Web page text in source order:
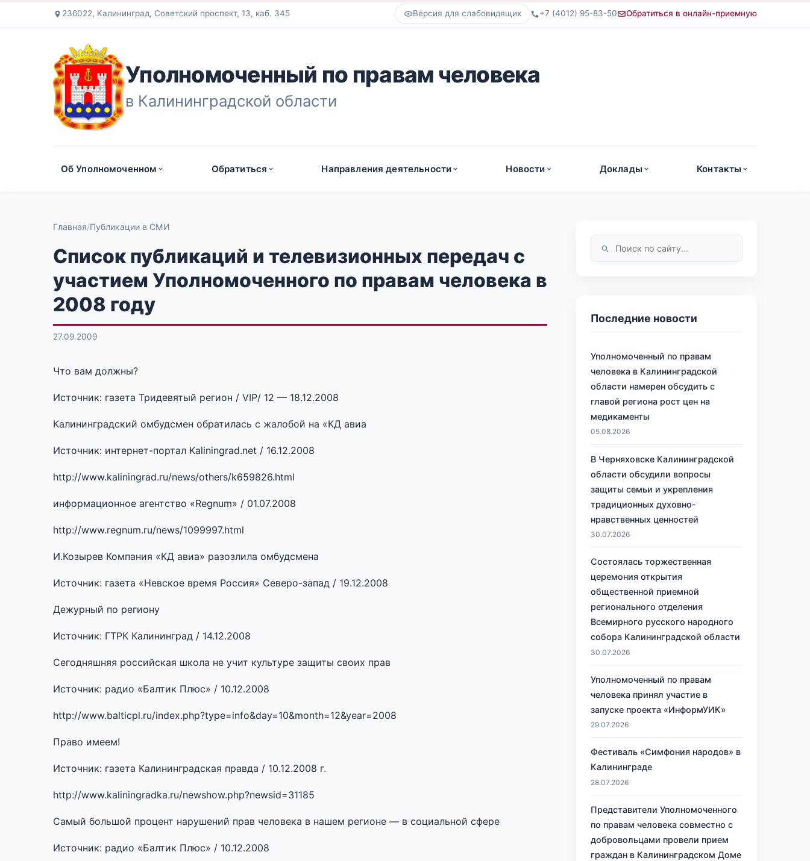
236022, Калининград, Советский проспект, 13, каб. 345 Версия для слабовидящих +7 (4012) 95-83-50 Обратиться в онлайн-приемную
Уполномоченный по правам человека
в Калининградской области
Об Уполномоченном Обратиться Направления деятельности Новости Доклады Контакты
Главная Публикации в СМИ
Список публикаций и телевизионных передач с
участием Уполномоченного по правам человека в
2008 году
27.09.2009
Что вам должны?
Источник: газета Тридевятый регион / VIP/ 12 — 18.12.2008
Калининградский омбудсмен обратилась с жалобой на «КД авиа
Источник: интернет-портал Kaliningrad.net / 16.12.2008
http://www.kaliningrad.ru/news/others/k659826.html
информационное агентство «Regnum» / 01.07.2008
http://www.regnum.ru/news/1099997.html
И.Козырев Компания «КД авиа» разозлила омбудсмена
Источник: газета «Невское время Россия» Северо-запад / 19.12.2008
Дежурный по региону
Источник: ГТРК Калининград / 14.12.2008
Сегодняшняя российская школа не учит культуре защиты своих прав
Источник: радио «Балтик Плюс» / 10.12.2008
http://www.balticpl.ru/index.php?type=info&day=10&month=12&year=2008
Право имеем!
Источник: газета Калининградская правда / 10.12.2008 г.
http://www.kaliningradka.ru/newshow.php?newsid=31185
Самый большой процент нарушений прав человека в нашем регионе — в социальной сфере
Источник: радио «Балтик Плюс» / 10.12.2008
Последние новости
Уполномоченный по правам
человека в Калининградской
области намерен обсудить с
главой региона рост цен на
медикаменты
05.08.2026
В Черняховске Калининградской
области обсудили вопросы
защиты семьи и укрепления
традиционных духовно-
нравственных ценностей
30.07.2026
Состоялась торжественная
церемония открытия
общественной приемной
регионального отделения
Всемирного русского народного
собора Калининградской области
30.07.2026
Уполномоченный по правам
человека принял участие в
запуске проекта «ИнформУИК»
29.07.2026
Фестиваль «Симфония народов» в
Калининграде
28.07.2026
Представители Уполномоченного
по правам человека совместно с
добровольцами провели прием
граждан в Калининградском Доме